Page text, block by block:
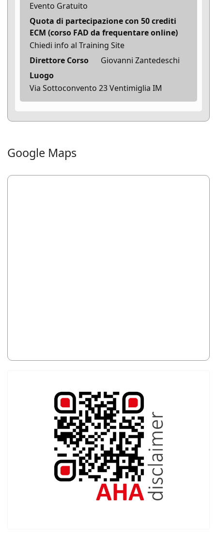
Evento Gratuito
Quota di partecipazione con 50 crediti
ECM (corso FAD da frequentare online)
Chiedi info al Training Site
Direttore Corso
Giovanni Zantedeschi
Luogo
Via Sottoconvento 23 Ventimiglia IM
Google Maps